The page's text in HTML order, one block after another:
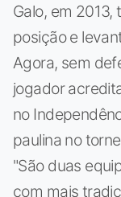
Galo, em
posição e
Agora, sem
jogador
no
paulina no
"São duas
com mais